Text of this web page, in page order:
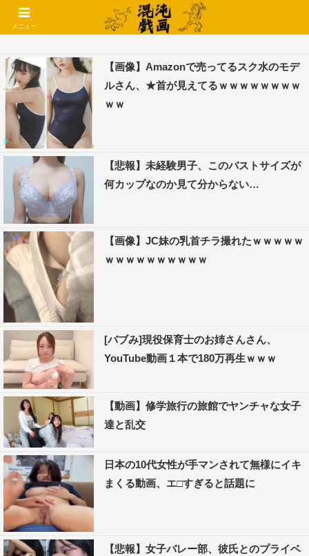
コメントでコテハン使えるようになりました🌱
【画像】Amazonで売ってるスク水のモデ
ルさん、★首が見えてるｗｗｗｗｗｗｗｗ
ｗｗ
【悲報】未経験男子、このバストサイズが
何カップなのか見て分からない…
【画像】JC妹の乳首チラ撮れたｗｗｗｗｗ
ｗｗｗｗｗｗｗｗｗｗ
[バブみ]現役保育士のお姉さんさん、
YouTube動画１本で180万再生ｗｗｗ
【動画】修学旅行の旅館でヤンチャな女子
達と乱交
日本の10代女性が手マンされて無様にイキ
まくる動画、エ□すぎると話題に
【悲報】女子バレー部、彼氏とのプライベ
メニュー